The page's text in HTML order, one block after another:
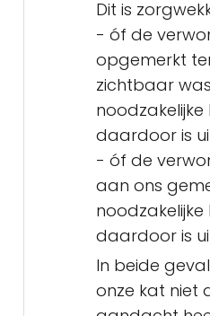
Dit is
- óf de
opgemerkt
zichtbaar
daardoor is
- óf de
aan ons
daardoor is
In beide
onze kat niet